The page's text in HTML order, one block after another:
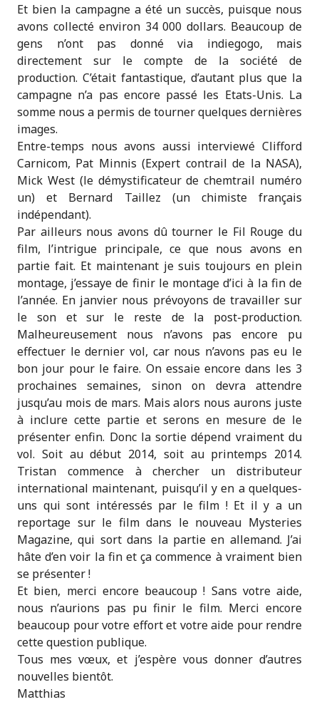
Et bien la campagne a été un succès, puisque nous
avons collecté environ 34 000 dollars. Beaucoup de
gens n’ont pas donné via indiegogo, mais
directement sur le compte de la société de
production. C’était fantastique, d’autant plus que la
campagne n’a pas encore passé les Etats-Unis. La
somme nous a permis de tourner quelques dernières
images.
Entre-temps nous avons aussi interviewé Clifford
Carnicom, Pat Minnis (Expert contrail de la NASA),
Mick West (le démystificateur de chemtrail numéro
un) et Bernard Taillez (un chimiste français
indépendant).
Par ailleurs nous avons dû tourner le Fil Rouge du
film, l’intrigue principale, ce que nous avons en
partie fait. Et maintenant je suis toujours en plein
montage, j’essaye de finir le montage d’ici à la fin de
l’année. En janvier nous prévoyons de travailler sur
le son et sur le reste de la post-production.
Malheureusement nous n’avons pas encore pu
effectuer le dernier vol, car nous n’avons pas eu le
bon jour pour le faire. On essaie encore dans les 3
prochaines semaines, sinon on devra attendre
jusqu’au mois de mars. Mais alors nous aurons juste
à inclure cette partie et serons en mesure de le
présenter enfin. Donc la sortie dépend vraiment du
vol. Soit au début 2014, soit au printemps 2014.
Tristan commence à chercher un distributeur
international maintenant, puisqu’il y en a quelques-
uns qui sont intéressés par le film ! Et il y a un
reportage sur le film dans le nouveau Mysteries
Magazine, qui sort dans la partie en allemand. J’ai
hâte d’en voir la fin et ça commence à vraiment bien
se présenter !
Et bien, merci encore beaucoup ! Sans votre aide,
nous n’aurions pas pu finir le film. Merci encore
beaucoup pour votre effort et votre aide pour rendre
cette question publique.
Tous mes vœux, et j’espère vous donner d’autres
nouvelles bientôt.
Matthias